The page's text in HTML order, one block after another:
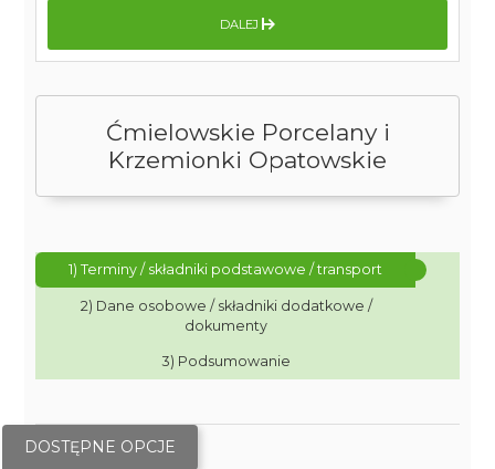
Ćmielowskie Porcelany i
Krzemionki Opatowskie
1) Terminy / składniki podstawowe / transport
2) Dane osobowe / składniki dodatkowe /
dokumenty
3) Podsumowanie
DOSTĘPNE OPCJE
DALEJ